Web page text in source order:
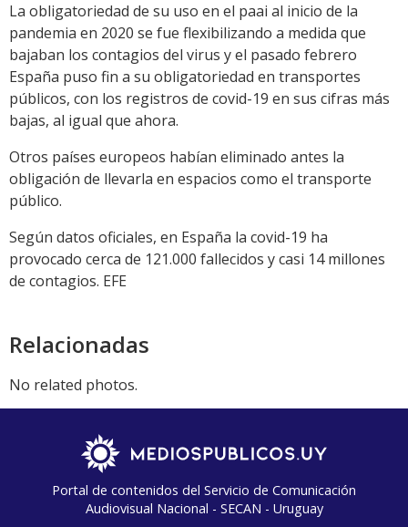
La obligatoriedad de su uso en el paai al inicio de la
pandemia en 2020 se fue flexibilizando a medida que
bajaban los contagios del virus y el pasado febrero
España puso fin a su obligatoriedad en transportes
públicos, con los registros de covid-19 en sus cifras más
bajas, al igual que ahora.
Otros países europeos habían eliminado antes la
obligación de llevarla en espacios como el transporte
público.
Según datos oficiales, en España la covid-19 ha
provocado cerca de 121.000 fallecidos y casi 14 millones
de contagios. EFE
Relacionadas
No related photos.
Portal de contenidos del Servicio de Comunicación
Audiovisual Nacional - SECAN - Uruguay